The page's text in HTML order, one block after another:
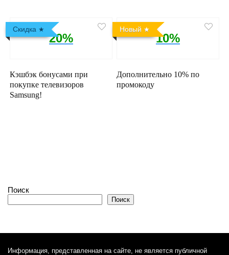
Скидка
20%
Кэшбэк бонусами при
покупке телевизоров
Samsung!
Новый
10%
Дополнительно 10% по
промокоду
Поиск
Поиск
Информация, представленная на сайте, не является публичной